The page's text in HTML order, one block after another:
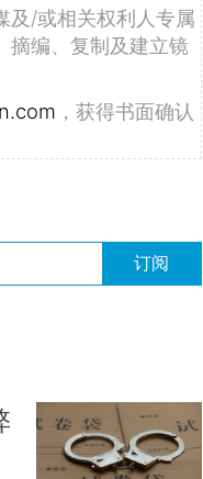
及/或相关权利人专属
摘编、复制及建立镜
，获得书面确认
订阅